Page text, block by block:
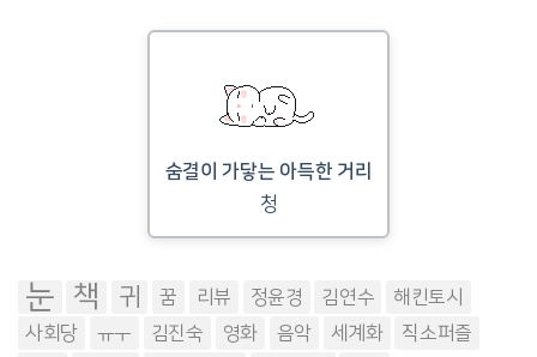
숨결이 가닿는 아득한 거리
청
눈 책 귀 꿈 리뷰 정윤경 김연수
해킨토시
사회당
ㅠㅜ 김진숙 영화 음악 세계화 직소퍼즐